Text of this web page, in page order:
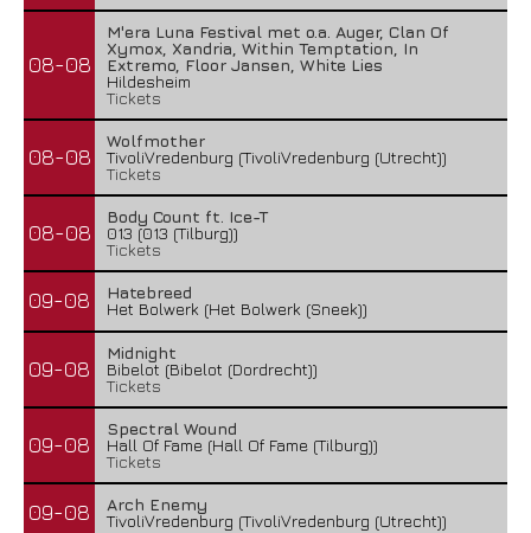
08-08
M'era Luna Festival met o.a. Auger, Clan Of
Xymox, Xandria, Within Temptation, In
Extremo, Floor Jansen, White Lies
Hildesheim
Tickets
08-08
Wolfmother
TivoliVredenburg (TivoliVredenburg (Utrecht))
Tickets
08-08
Body Count ft. Ice-T
013 (013 (Tilburg))
Tickets
09-08
Hatebreed
Het Bolwerk (Het Bolwerk (Sneek))
09-08
Midnight
Bibelot (Bibelot (Dordrecht))
Tickets
09-08
Spectral Wound
Hall Of Fame (Hall Of Fame (Tilburg))
Tickets
09-08
Arch Enemy
TivoliVredenburg (TivoliVredenburg (Utrecht))